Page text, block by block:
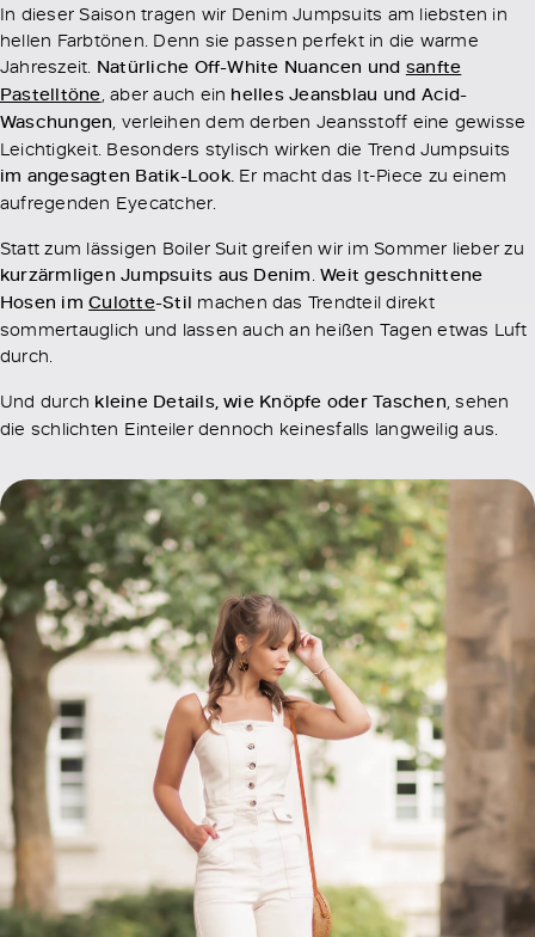
In dieser Saison tragen wir Denim Jumpsuits am liebsten in
hellen Farbtönen. Denn sie passen perfekt in die warme
Jahreszeit. Natürliche Off-White Nuancen und sanfte
Pastelltöne, aber auch ein helles Jeansblau und Acid-
Waschungen, verleihen dem derben Jeansstoff eine gewisse
Leichtigkeit. Besonders stylisch wirken die Trend Jumpsuits
im angesagten Batik-Look. Er macht das It-Piece zu einem
aufregenden Eyecatcher.
Statt zum lässigen Boiler Suit greifen wir im Sommer lieber zu
kurzärmligen Jumpsuits aus Denim.Weit geschnittene
Hosen imCulotte-Stil machen das Trendteil direkt
sommertauglich und lassen auch an heißen Tagen etwas Luft
durch.
Und durch kleine Details, wie Knöpfe oder Taschen, sehen
die schlichten Einteiler dennoch keinesfalls langweilig aus.